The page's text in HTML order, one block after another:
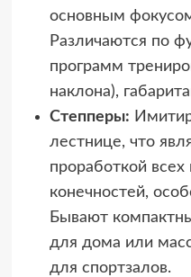
основным
Различаются по
программ
наклона),
Степперы:
лестнице, что
проработкой
конечностей,
Бывают
для дома или
для спортзалов.